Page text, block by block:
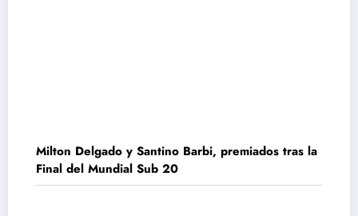
Milton Delgado y Santino Barbi, premiados tras la
Final del Mundial Sub 20